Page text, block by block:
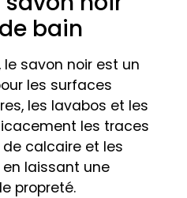
bain
savon noir est un
les surfaces
les lavabos et les
les traces
calcaire et les
laissant une
propreté.